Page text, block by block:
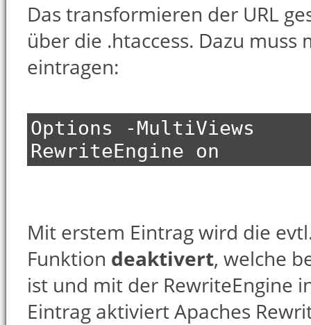
Das transformieren der URL
über die .htaccess. Dazu muss
eintragen:
Options -MultiViews
RewriteEngine on
Mit erstem Eintrag wird die
Funktion deaktivert, welche
ist und mit der RewriteEngine
Eintrag aktiviert Apaches